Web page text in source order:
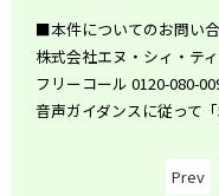
■本件についてのお問い
株式会社エヌ・シィ・テ
フリーコール 0120-080-
音声ガイダンスに従って
Prev